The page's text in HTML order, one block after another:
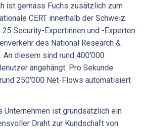
ist gemäss Fuchs zusätzlich zum
CERT innerhalb der Schweiz.
Security-Expertinnen und -Experten
des National Research &
An diesem sind rund 400'000
angehängt. Pro Sekunde
250'000 Net-Flows automatisiert
Unternehmen ist grundsätzlich ein
Draht zur Kundschaft von